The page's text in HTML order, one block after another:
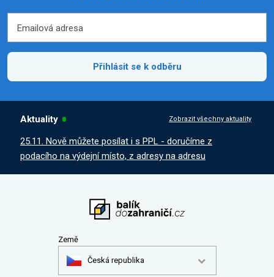
Emailová adresa
Přihlásit se k odběru
Aktuality Zobrazit všechny aktuality
25.11. Nově můžete posílat i s PPL - doručíme z
podacího na výdejní místo, z adresy na adresu
Země
Česká republika